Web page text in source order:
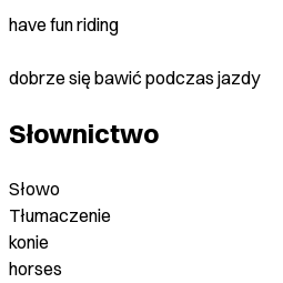
have fun riding
dobrze się bawić podczas jazdy
Słownictwo
Słowo
Tłumaczenie
konie
horses